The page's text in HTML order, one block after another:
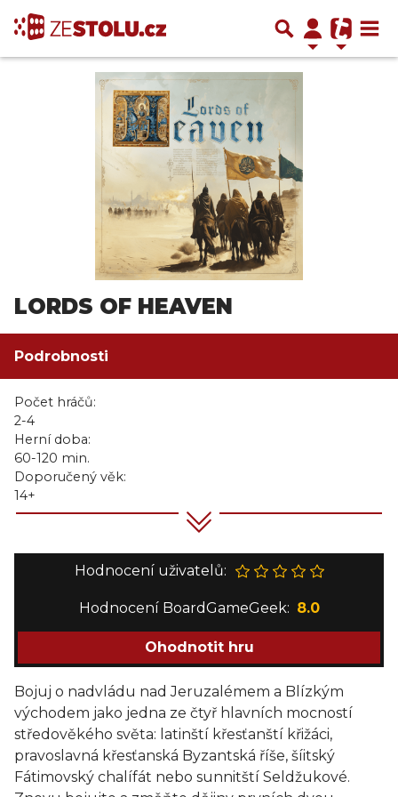
LORDS OF HEAVEN
Podrobnosti
Počet hráčů:
2-4
Herní doba:
60-120 min.
Doporučený věk:
14+
Hodnocení uživatelů:
Hodnocení BoardGameGeek: 8.0
Ohodnotit hru
Bojuj o nadvládu nad Jeruzalémem a Blízkým
východem jako jedna ze čtyř hlavních mocností
středověkého světa: latinští křesťanští křižáci,
pravoslavná křesťanská Byzantská říše, šíitský
Fátimovský chalífát nebo sunnitští Seldžukové.